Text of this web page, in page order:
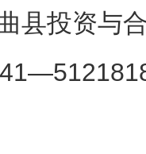
县投资与